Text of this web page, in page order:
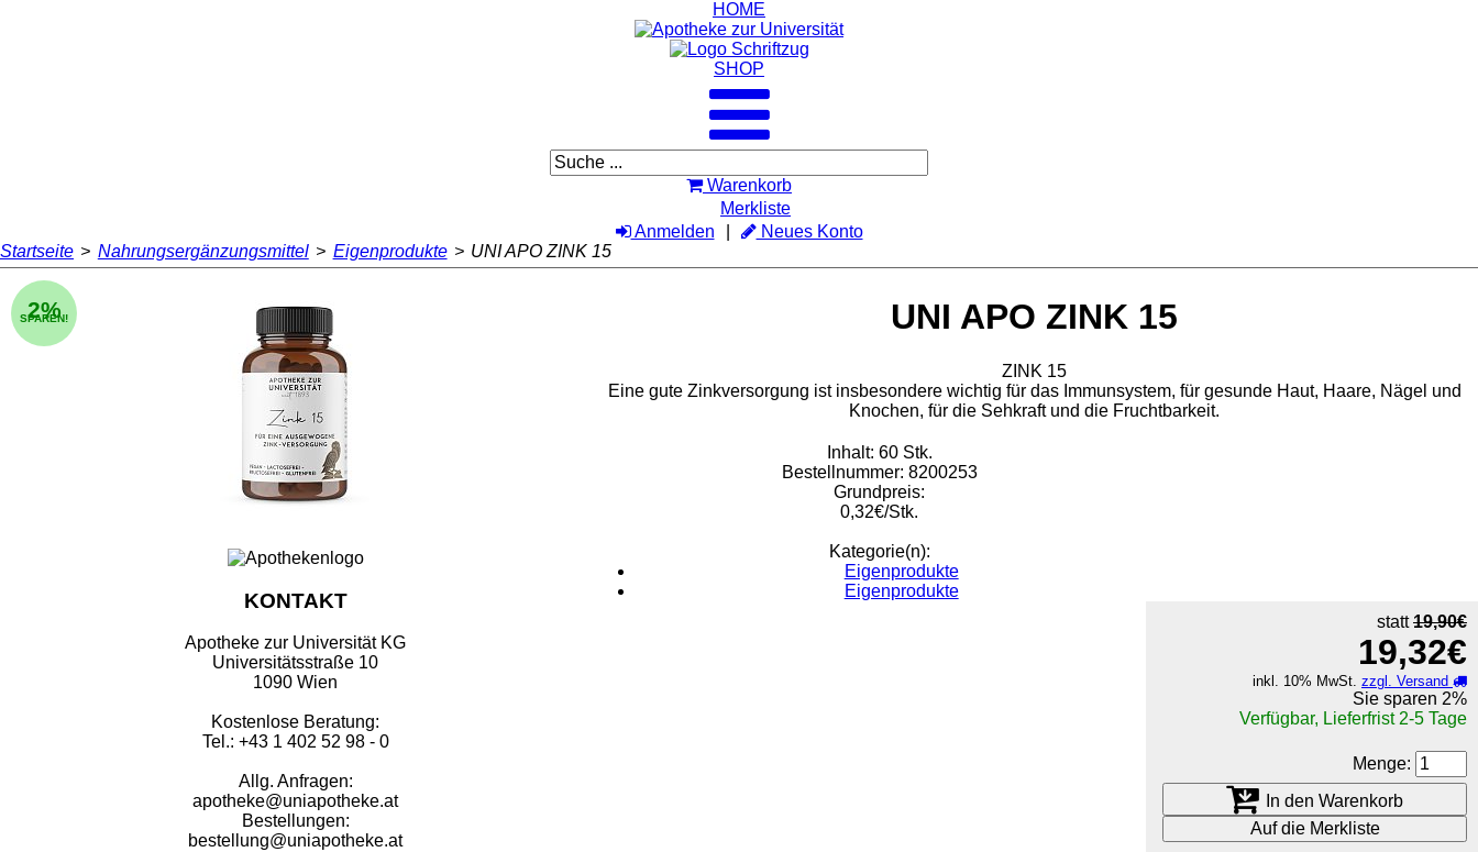
HOME
SHOP
Warenkorb
Merkliste
Anmelden
Neues Konto
Startseite > Nahrungsergänzungsmittel > Eigenprodukte > UNI APO ZINK 15
UNI APO ZINK 15
2%
SPAREN!
ZINK 15
Eine gute Zinkversorgung ist insbesondere wichtig für das Immunsystem, für gesunde Haut, Haare, Nägel und
Knochen, für die Sehkraft und die Fruchtbarkeit.
Inhalt: 60 Stk.
Bestellnummer: 8200253
Grundpreis:
0,32€/Stk.
Kategorie(n):
Eigenprodukte
Eigenprodukte
statt19,90€
19,32€
inkl. 10% MwSt. zzgl. Versand
Sie sparen 2%
Verfügbar, Lieferfrist 2-5 Tage
Menge:
In den Warenkorb
Auf die Merkliste
KONTAKT
Apotheke zur Universität KG
Universitätsstraße 10
1090 Wien
Kostenlose Beratung:
Tel.: +43 1 402 52 98 - 0
Allg. Anfragen:
apotheke@uniapotheke.at
Bestellungen:
bestellung@uniapotheke.at